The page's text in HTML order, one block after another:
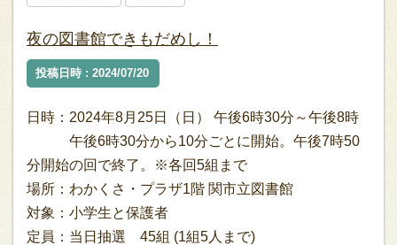
夜の図書館できもだめし！
投稿日時 : 2024/07/20
日時：2024年8月25日（日） 午後6時30分～午後8時
午後6時30分から10分ごとに開始。午後7時50
分開始の回で終了。※各回5組まで
場所：わかくさ・プラザ1階 関市立図書館
対象：小学生と保護者
定員：当日抽選 45組 (1組5人まで)